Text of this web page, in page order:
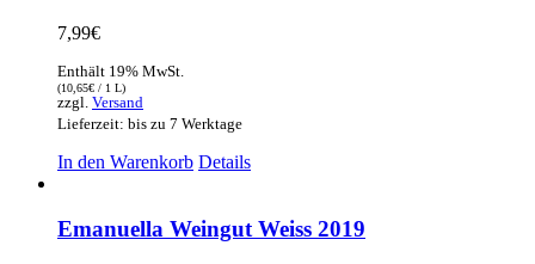
7,99€
Enthält 19% MwSt.
(10,65€ / 1 L)
zzgl. Versand
Lieferzeit: bis zu 7 Werktage
In den Warenkorb Details
Emanuella Weingut Weiss 2019